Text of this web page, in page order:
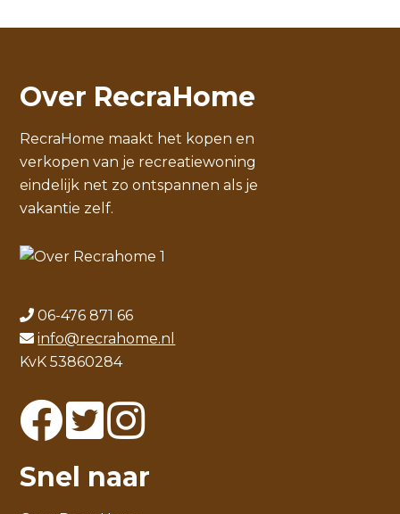
Over RecraHome
RecraHome maakt het kopen en
verkopen van je recreatiewoning
eindelijk net zo ontspannen als je
vakantie zelf.
06-476 871 66
info@recrahome.nl
KvK 53860284
Snel naar